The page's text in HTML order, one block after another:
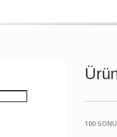
100